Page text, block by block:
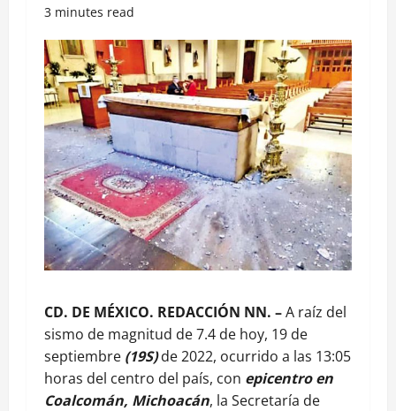
3 minutes read
CD. DE MÉXICO. REDACCIÓN NN. –A raíz del
sismo de magnitud de 7.4 de hoy, 19 de
septiembre (19S) de 2022, ocurrido a las 13:05
horas del centro del país, con epicentro en
Coalcomán, Michoacán, la Secretaría de